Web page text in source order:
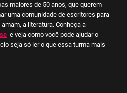
maiores de 50 anos, que querem
uma comunidade de escritores para
a literatura. Conheça a
e veja como você pode ajudar o
seja só ler o que essa turma mais